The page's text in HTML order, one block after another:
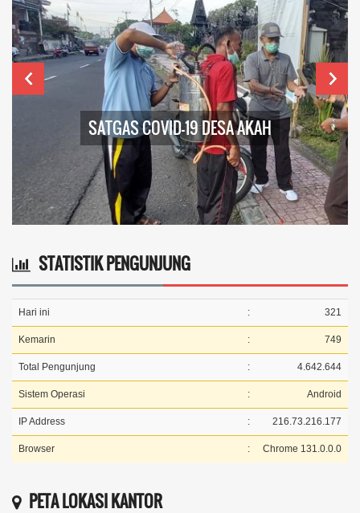
SATGAS COVID-19 DESA AKAH
STATISTIK PENGUNJUNG
Hari ini : 321
Kemarin : 749
Total Pengunjung : 4.642.644
Sistem Operasi : Android
IP Address : 216.73.216.177
Browser : Chrome 131.0.0.0
PETA LOKASI KANTOR